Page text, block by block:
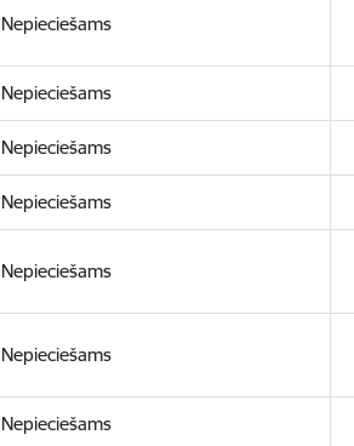
Nepieciešams
Nepieciešams
Nepieciešams
Nepieciešams
Nepieciešams
Nepieciešams
Nepieciešams